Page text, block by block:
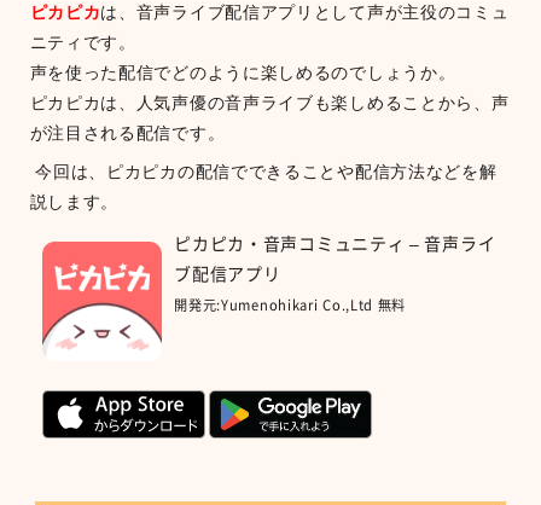
ピカピカは、音声ライブ配信アプリとして声が主役のコミュ
ニティです。
声を使った配信でどのように楽しめるのでしょうか。
ピカピカは、人気声優の音声ライブも楽しめることから、声
が注目される配信です。
今回は、ピカピカの配信でできることや配信方法などを解
説します。
ピカピカ・音声コミュニティ – 音声ライ
ブ配信アプリ
開発元:Yumenohikari Co.,Ltd 無料